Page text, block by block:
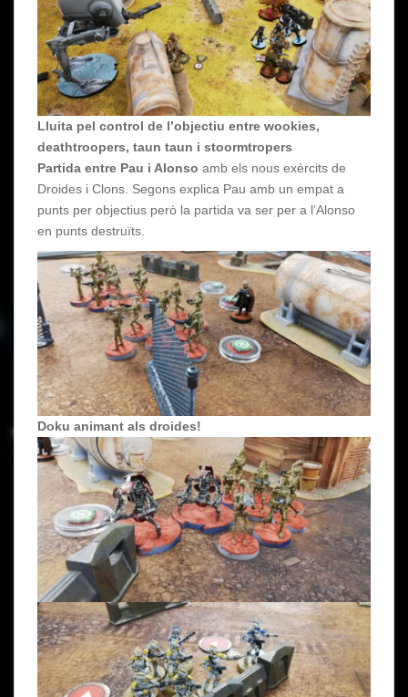
Lluita pel control de l’objectiu entre wookies,
deathtroopers, taun taun i stoormtropers
Partida entre Pau i Alonso amb els nous exèrcits de
Droides i Clons. Segons explica Pau amb un empat a
punts per objectius però la partida va ser per a l’Alonso
en punts destruïts.
Doku animant als droides!